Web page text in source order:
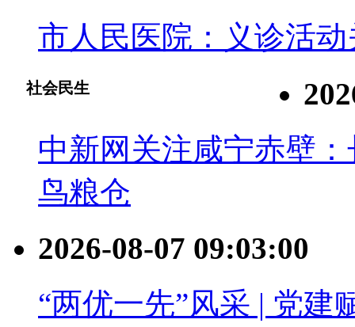
市人民医院：义诊活
社会民生
中新网关注咸宁赤壁
鸟粮仓
2026-08-07 09:03:00
“两优一先”风采 | 党建